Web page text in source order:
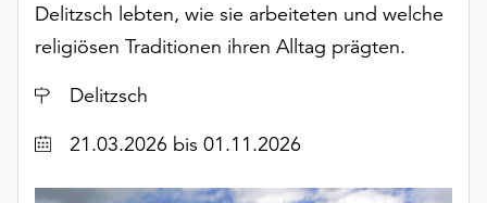
Möchten
Sie
verwendeten
anpassen,
Delitzsch lebten, wie sie arbeiteten und welche
religiösen Traditionen ihren Alltag prägten.
Ort
Delitzsch
Datum21.03.2026 bis 01.11.2026